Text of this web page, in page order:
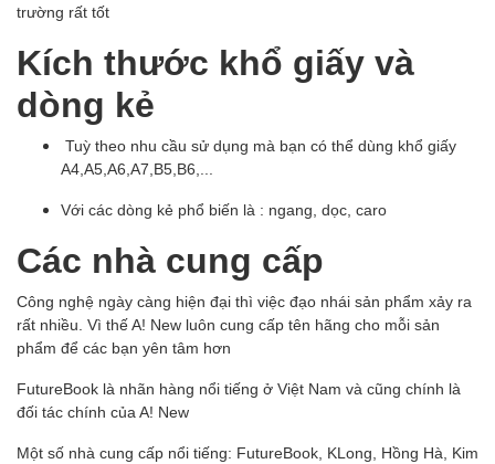
trường rất tốt
Kích thước khổ giấy và
dòng kẻ
Tuỳ theo nhu cầu sử dụng mà bạn có thể dùng khổ giấy
A4,A5,A6,A7,B5,B6,...
Với các dòng kẻ phổ biến là : ngang, dọc, caro
Các nhà cung cấp
Công nghệ ngày càng hiện đại thì việc đạo nhái sản phẩm xảy ra
rất nhiều. Vì thế A! New luôn cung cấp tên hãng cho mỗi sản
phẩm để các bạn yên tâm hơn
FutureBook là nhãn hàng nổi tiếng ở Việt Nam và cũng chính là
đối tác chính của A! New
Một số nhà cung cấp nổi tiếng: FutureBook, KLong, Hồng Hà, Kim